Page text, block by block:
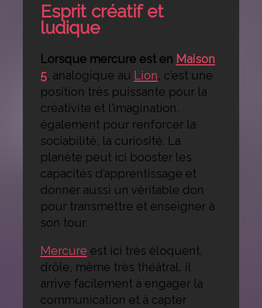
Esprit créatif et
ludique
Lorsque mercure est en Maison
5, analogique au Lion, c’est une
position très puissante pour la
créativité et l’imagination,
également pour renforcer la
sociabilité, la curiosité. La
planète peut ici booster les
capacités d’apprentissage et
donner aussi un véritable don
pour transmettre et enseigner à
son tour.
Mercure est ici très éloquent,
drôle, même très théâtral, il
arrive facilement à engager la
communication et à capter